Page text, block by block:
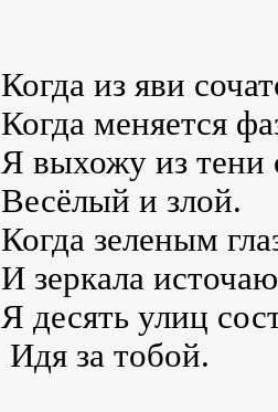
Когда из яви
Когда меняется
Я выхожу из тени
Весёлый и злой.
Когда зеленым
И зеркала
Я десять улиц
Идя за тобой.